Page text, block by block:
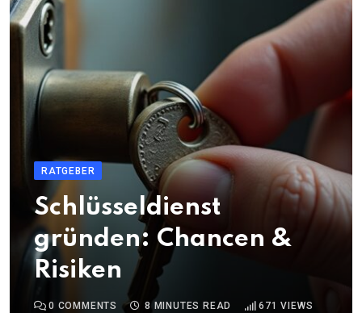
RATGEBER
Schlüsseldienst
gründen: Chancen &
Risiken
0 COMMENTS 8 MINUTES READ 671 VIEWS